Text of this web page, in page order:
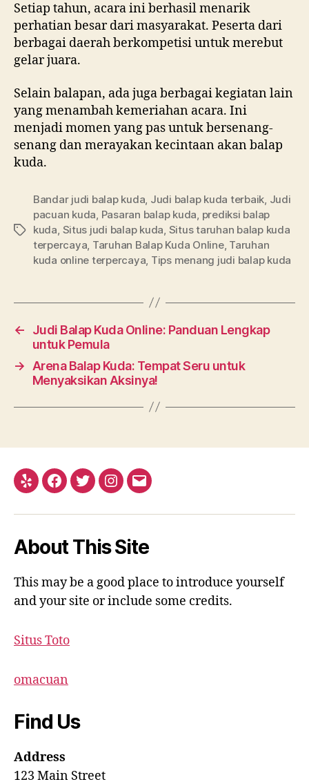
Setiap tahun, acara ini berhasil menarik
perhatian besar dari masyarakat. Peserta dari
berbagai daerah berkompetisi untuk merebut
gelar juara.
Selain balapan, ada juga berbagai kegiatan lain
yang menambah kemeriahan acara. Ini
menjadi momen yang pas untuk bersenang-
senang dan merayakan kecintaan akan balap
kuda.
Tags
Bandar judi balap kuda Judi balap kuda terbaik Judi
pacuan kuda Pasaran balap kuda prediksi balap
kuda Situs judi balap kuda Situs taruhan balap kuda
terpercaya Taruhan Balap Kuda Online, Taruhan
kuda online terpercaya Tips menang judi balap kuda
←
Judi Balap Kuda Online: Panduan Lengkap
untuk Pemula
→
Arena Balap Kuda: Tempat Seru untuk
Menyaksikan Aksinya!
Yelp Facebook
TwitterInstagram
Email
About This Site
This may be a good place to introduce yourself
and your site or include some credits.
Situs Toto
omacuan
Find Us
Address
123 Main Street